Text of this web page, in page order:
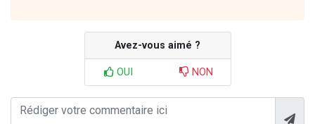
Avez-vous aimé ?
OUI NON